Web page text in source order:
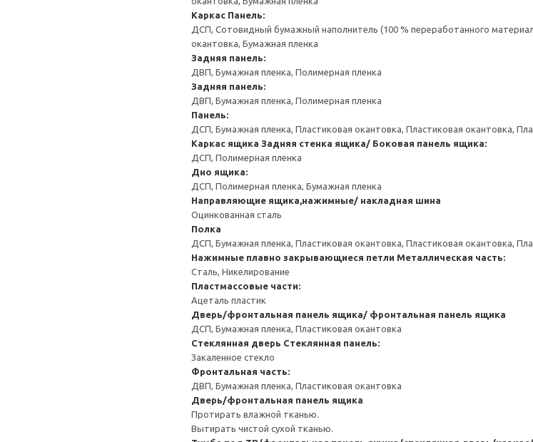
Каркас Панель:
ДСП, Сотовидный бумажный наполнитель (100 % переработанного
окантовка, Бумажная пленка
Задняя панель:
ДВП, Бумажная пленка, Полимерная пленка
Задняя панель:
ДВП, Бумажная пленка, Полимерная пленка
Панель:
ДСП, Бумажная пленка, Пластиковая окантовка, Пластиковая окантовка,
Каркас ящика Задняя стенка ящика/ Боковая панель ящика:
ДСП, Полимерная пленка
Дно ящика:
ДСП, Полимерная пленка, Бумажная пленка
Направляющие ящика,нажимные/ накладная шина
Оцинкованная сталь
Полка
ДСП, Бумажная пленка, Пластиковая окантовка, Пластиковая окантовка,
Нажимные плавно закрывающиеся петли Металлическая часть:
Сталь, Никелирование
Пластмассовые части:
Ацеталь пластик
Дверь/фронтальная панель ящика/ фронтальная панель ящика
ДСП, Бумажная пленка, Пластиковая окантовка
Стеклянная дверь Стеклянная панель:
Закаленное стекло
Фронтальная часть:
ДВП, Бумажная пленка, Пластиковая окантовка
Дверь/фронтальная панель ящика
Протирать влажной тканью.
Вытирать чистой сухой тканью.